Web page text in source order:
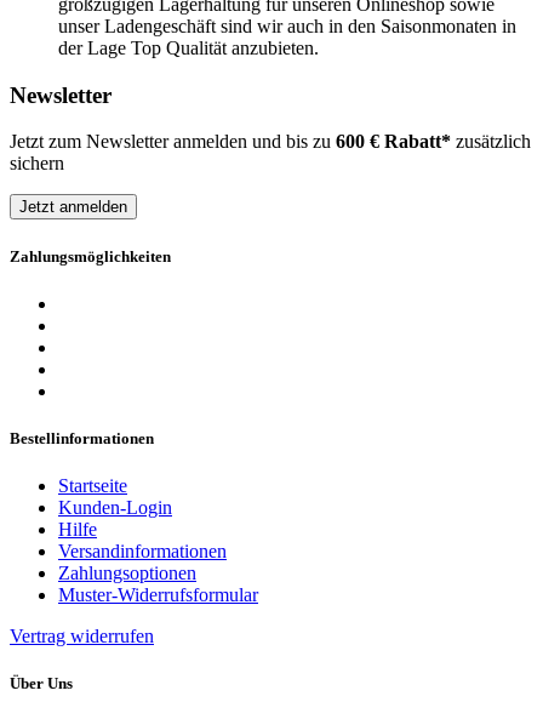
großzügigen Lagerhaltung für unseren Onlineshop sowie
unser Ladengeschäft sind wir auch in den Saisonmonaten in
der Lage Top Qualität anzubieten.
Newsletter
Jetzt zum Newsletter anmelden und bis zu 600 € Rabatt* zusätzlich
sichern
Jetzt anmelden
Zahlungsmöglichkeiten
Bestellinformationen
Startseite
Kunden-Login
Hilfe
Versandinformationen
Zahlungsoptionen
Muster-Widerrufsformular
Vertrag widerrufen
Über Uns